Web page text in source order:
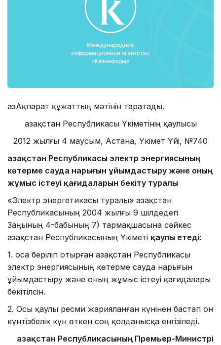
ҚазАқпарат құжаттың мәтінін таратады.
Қазақстан Республикасы Үкіметінің қаулысы
2012 жылғы 4 маусым, Астана, Үкімет Үйі, №740
Қазақстан Республикасы электр энергиясының
көтерме сауда нарығын ұйымдастыру және оның
жұмыс iстеуі қағидаларын бекiту туралы
«Электр энергетикасы туралы» Қазақстан
Республикасының 2004 жылғы 9 шілдедегі
Заңының 4-бабының 7) тармақшасына сәйкес
Қазақстан Республикасының Үкіметі қаулы етеді:
1. Қоса беріліп отырған Қазақстан Республикасы
электр энергиясының көтерме сауда нарығын
ұйымдастыру және оның жұмыс iстеуі қағидалары
бекітілсін.
2. Осы қаулы ресми жарияланған күнінен бастап он
күнтізбелік күн өткен соң қолданысқа енгізіледі.
Қазақстан Республикасының Премьер-Министрі